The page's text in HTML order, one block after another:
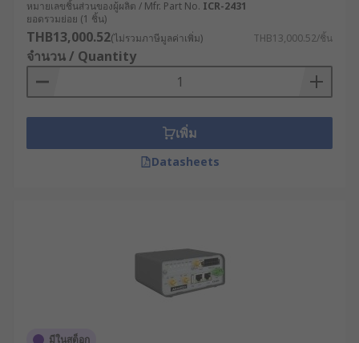
ควบคุมกระบวนการผลิตได้แบบเรียลไทม์ แม้ใน
จุดที่การเดินสายเคเบิลทำได้ยาก
พลังงานและสาธารณูปโภค : บริษัทผลิตไฟฟ้าใช้
เราเตอร์ความเร็วสูงที่มีระบบ Dual SIM เพื่อ
เชื่อมต่อกับกังหันลมที่ตั้งอยู่ในพื้นที่ห่างไกล ช่วย
ให้วิศวกรสามารถตรวจสอบประสิทธิภาพการ
ทำงานและทำการบำรุงรักษาเชิงป้องกันได้โดย
ไม่ต้องเดินทางไปยังสถานที่จริง
เกษตรกรรมสมัยใหม่ : ฟาร์มอัจฉริยะใช้เราเตอร์
กระจายสัญญาณ WiFi เพื่อเชื่อมต่อกับเซ็นเซอร์ที่
หมายเลขชิ้นส่วนของผู้ผลิต / Mfr. Part No. ICR-2431
ยอดรวมย่อย (1 ชิ้น)
THB13,000.52(ไม่รวมภาษีมูลค่าเพิ่ม) THB13,000.52/ชิ้น
จำนวน / Quantity
เพิ่ม
Datasheets
มีในสต็อก